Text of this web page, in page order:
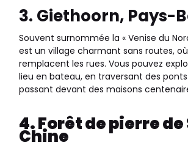
3. Giethoorn, Pays-
Souvent surnommée la « Venise du
est un village charmant sans routes,
remplacent les rues. Vous pouvez
lieu en bateau, en traversant des
passant devant des maisons
4. Forêt de pierre
Chine